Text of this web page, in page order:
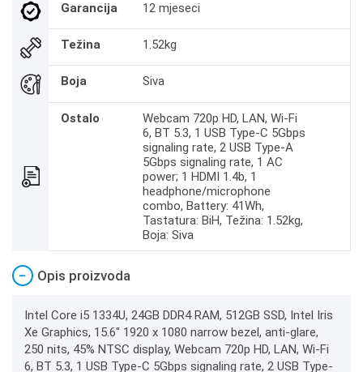
Garancija 12 mjeseci
Težina 1.52kg
Boja Siva
Ostalo
Webcam 720p HD, LAN, Wi-Fi
6, BT 5.3, 1 USB Type-C 5Gbps
signaling rate, 2 USB Type-A
5Gbps signaling rate, 1 AC
power; 1 HDMI 1.4b, 1
headphone/microphone
combo, Battery: 41Wh,
Tastatura: BiH, Težina: 1.52kg,
Boja: Siva
− Opis proizvoda
Intel Core i5 1334U, 24GB DDR4 RAM, 512GB SSD, Intel Iris
Xe Graphics, 15.6" 1920 x 1080 narrow bezel, anti-glare,
250 nits, 45% NTSC display, Webcam 720p HD, LAN, Wi-Fi
6, BT 5.3, 1 USB Type-C 5Gbps signaling rate, 2 USB Type-